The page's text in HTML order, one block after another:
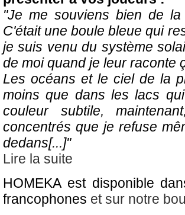
"Je me souviens bien de
C'était une boule bleue qui
je suis venu du système
de moi quand je leur raconte
Les océans et le ciel de la
moins que dans les lacs
couleur subtile,
concentrés que je refuse
dedans[...]"
Lire la suite
HOMEKA est disponible
francophones et sur notre